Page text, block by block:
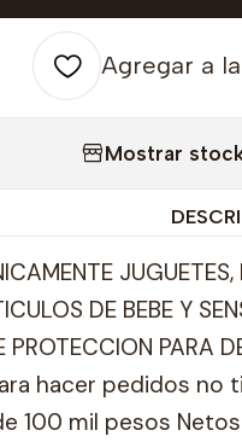
Agregar a
Mostrar
DE BEBE Y
PROTECCION PARA
hacer pedidos no
100 mil pesos